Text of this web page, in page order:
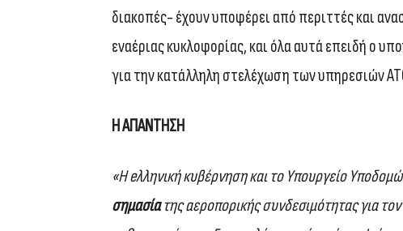
διακοπές- έχουν υποφέρει από περιττές και
εναέριας κυκλοφορίας, και όλα αυτά επειδή ο
για την κατάλληλη στελέχωση των υπηρεσιών
Η ΑΠΑΝΤΗΣΗ
«Η eλληνική κυβέρνηση και το Υπουργείο
σημασίατης αεροπορικής συνδεσιμότητας για